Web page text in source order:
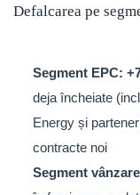
Defalcarea pe
Segment EPC:
deja încheiate
Energy și
contracte noi
Segment